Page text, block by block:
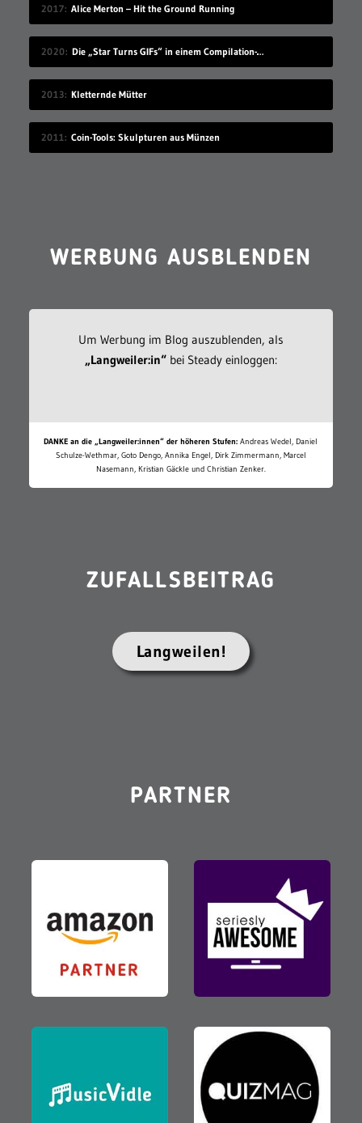
2017 Alice Merton – Hit the Ground Running
2020 Die „Star Turns GIFs“ in einem Compilation-Video
2013 Kletternde Mütter
2011 Coin-Tools: Skulpturen aus Münzen
WERBUNG AUSBLENDEN
Um Werbung im Blog auszublenden, als
„Langweiler:in“bei Steady einloggen:
DANKE an die „Langweiler:innen“ der höheren Stufen: Andreas Wedel, Daniel
Schulze-Wethmar, Goto Dengo, Annika Engel, Dirk Zimmermann, Marcel
Nasemann, Kristian Gäckle und Christian Zenker.
ZUFALLSBEITRAG
Langweilen!
PARTNER